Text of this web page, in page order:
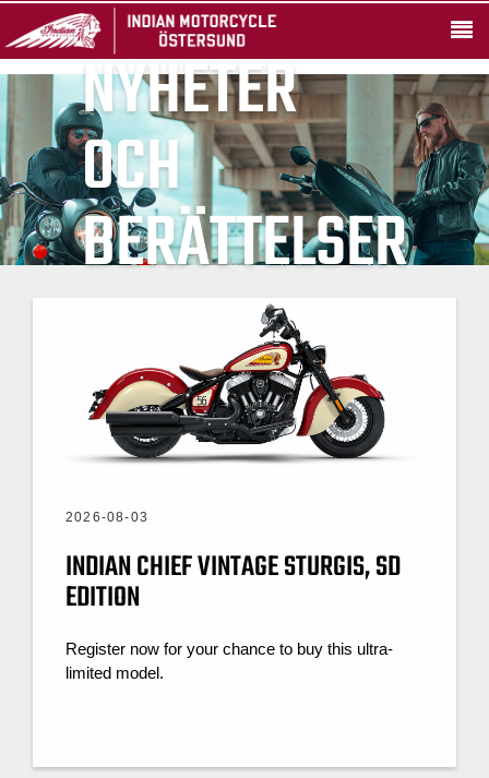
NYHETER
OCH
BERÄTTELSER
2026-08-03
INDIAN CHIEF VINTAGE STURGIS, SD
EDITION
Register now for your chance to buy this ultra-
limited model.